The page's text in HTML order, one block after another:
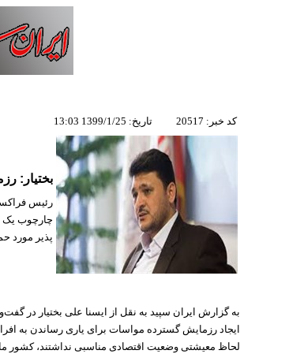
کد خبر: 20517 تاریخ: 1399/1/25 13:03
بختیار:
رئیس
چارچوب یک
پذیر مورد
به گزارش ایران سپید به نقل از ایسنا علی بختیار در
ایجاد رزمایش گسترده مواسات برای یاری رساندن به
لحاظ معیشتی وضعیت اقتصادی مناسبی نداشتند، کشور